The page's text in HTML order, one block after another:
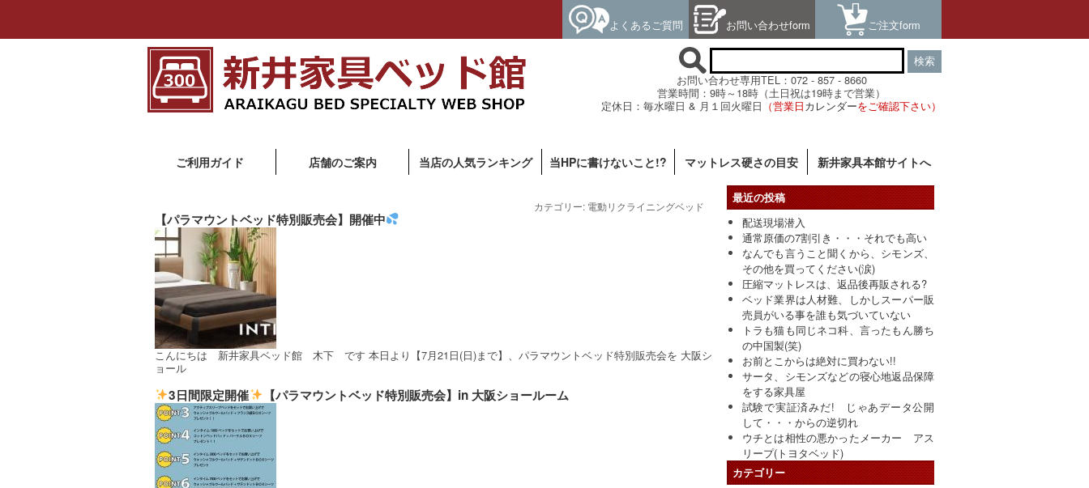
よくあるご質問 お問い合わせform ご注文form
検索
お問い合わせ専用TEL：072 - 857 - 8660
営業時間：9時～18時（土日祝は19時まで営業）
定休日：毎水曜日 & 月１回火曜日 （営業日カレンダーをご確認下さい）
ご利用ガイド 店舗のご案内 当店の人気ランキング 当HPに書けないこと!? マットレス硬さの目安 新井家具本館サイトへ
カテゴリー: 電動リクライニングベッド
【パラマウントベッド特別販売会】開催中
こんにちは 新井家具ベッド館 木下 です 本日より【7月21日(日)まで】、パラマウントベッド特別販売会を 大阪シ
ョール
3日間限定開催 【パラマウントベッド特別販売会】in 大阪ショールーム
最近の投稿
配送現場潜入
通常原価の7割引き・・・それでも高い
なんでも言うこと聞くから、シモンズ、
その他を買ってください(涙)
圧縮マットレスは、返品後再販される?
ベッド業界は人材難、しかしスーパー販
売員がいる事を誰も気づいていない
トラも猫も同じネコ科、言ったもん勝ち
の中国製(笑)
お前とこからは絶対に買わない!!
サータ、シモンズなどの寝心地返品保障
をする家具屋
試験で実証済みだ! じゃあデータ公開
して・・・からの逆切れ
ウチとは相性の悪かったメーカー アス
リープ(トヨタベッド)
カテゴリー